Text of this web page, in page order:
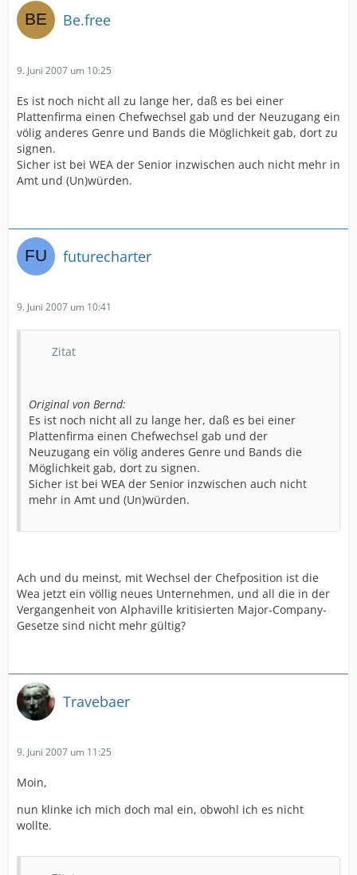
Be.free
9. Juni 2007 um 10:25
Es ist noch nicht all zu lange her, daß es bei einer
Plattenfirma einen Chefwechsel gab und der Neuzugang ein
völig anderes Genre und Bands die Möglichkeit gab, dort zu
signen.
Sicher ist bei WEA der Senior inzwischen auch nicht mehr in
Amt und (Un)würden.
futurecharter
9. Juni 2007 um 10:41
Zitat
Original von Bernd:
Es ist noch nicht all zu lange her, daß es bei einer
Plattenfirma einen Chefwechsel gab und der
Neuzugang ein völig anderes Genre und Bands die
Möglichkeit gab, dort zu signen.
Sicher ist bei WEA der Senior inzwischen auch nicht
mehr in Amt und (Un)würden.
Ach und du meinst, mit Wechsel der Chefposition ist die
Wea jetzt ein völlig neues Unternehmen, und all die in der
Vergangenheit von Alphaville kritisierten Major-Company-
Gesetze sind nicht mehr gültig?
Travebaer
9. Juni 2007 um 11:25
Moin,
nun klinke ich mich doch mal ein, obwohl ich es nicht
wollte.